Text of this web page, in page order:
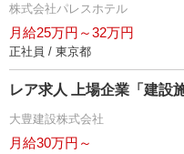
株式会社パレスホテル
月給25万円～32万円
正社員 / 東京都
レア求人 上場企業「建設
大豊建設株式会社
月給30万円～